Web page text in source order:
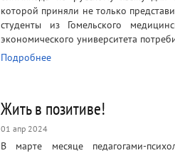
которой приняли не только
студенты из Гомельского
экономического университета
Подробнее
Жить в позитиве!
01 апр 2024
В марте месяце педагогами-